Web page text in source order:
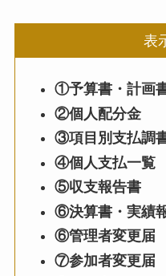
表
①予算書・計画
②個人配分金
③項目別支払調
④個人支払一覧
⑤収支報告書
⑥決算書・実績
⑥管理者変更届
⑦参加者変更届